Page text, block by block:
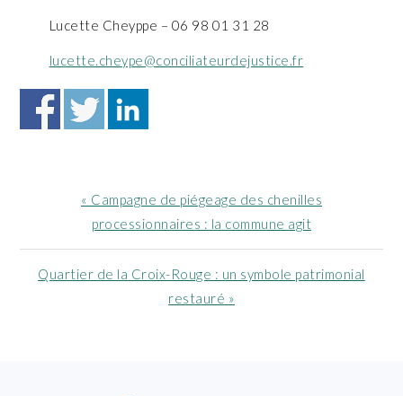
Lucette Cheyppe – 06 98 01 31 28
lucette.cheype@conciliateurdejustice.fr
Article
précédent
:
« Campagne de piégeage des chenilles
processionnaires : la commune agit
Article
Quartier de la Croix-Rouge : un symbole patrimonial
restauré »